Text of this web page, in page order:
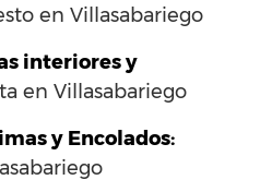
en Villasabariego
interiores y
en Villasabariego
y Encolados: